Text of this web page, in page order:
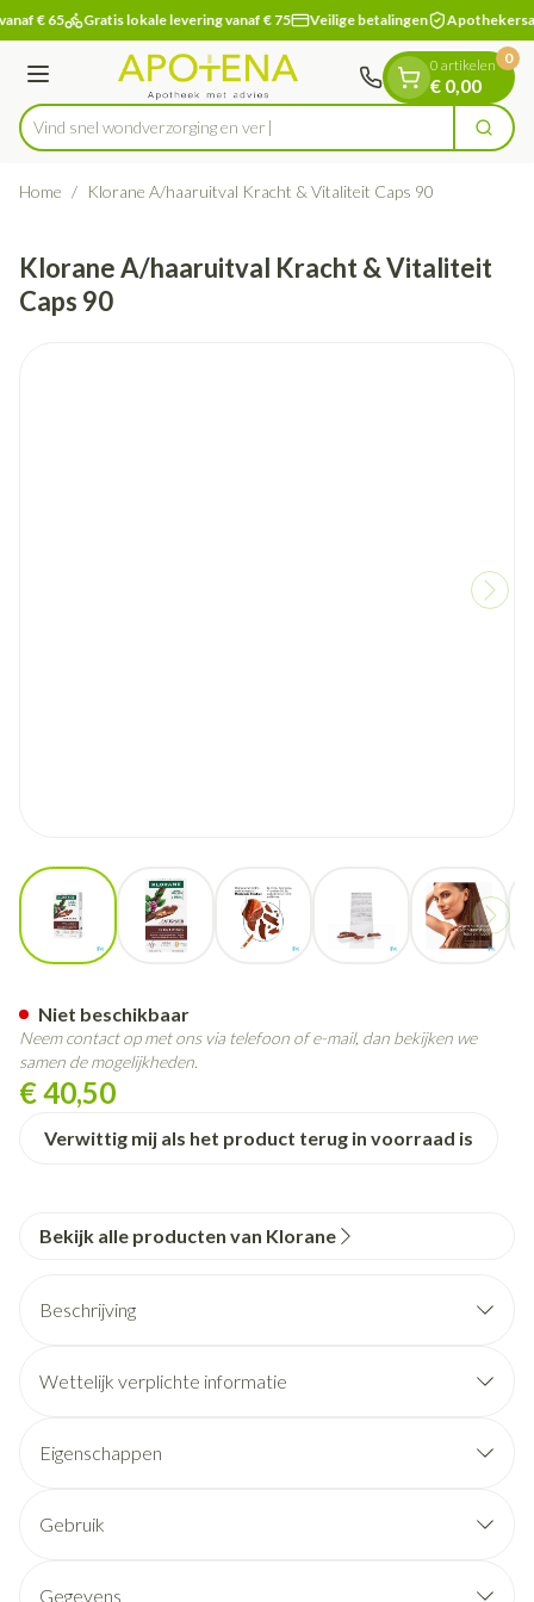
Ga naar de inhoud
1 van 1
€ 65 Gratis lokale levering vanaf € 75 Veilige betalingen
Menu
Product, merk, categorie...
Vind snel wondverzorgin Zoek
0 artikelen
€ 0,00
0
Home / Klorane A/haaruitval Kracht & Vitaliteit Caps 90
Klorane A/haaruitval Kracht & Vitaliteit
Caps 90
View larger imageView larger image View larger image
View
€ 40,50
Verwittig mij als het product terug in voorraad is
Niet beschikbaar
Neem contact op met ons via telefoon of e-mail, dan bekijken we
samen de mogelijkheden.
Bekijk alle producten van Klorane
Beschrijving
Wettelijk verplichte informatie
Eigenschappen
haaruitval en houdt het haar gezond dankzij de
Voedt: het levert de micronutriënten (biotine + vitamine
Gebruik
Gegevens